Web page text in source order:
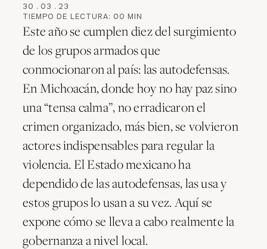
30 . 03 . 23
TIEMPO DE LECTURA: 00 MIN
Este año se cumplen diez del surgimiento
de los grupos armados que
conmocionaron al país: las autodefensas.
En Michoacán, donde hoy no hay paz sino
una “tensa calma”, no erradicaron el
crimen organizado, más bien, se volvieron
actores indispensables para regular la
violencia. El Estado mexicano ha
dependido de las autodefensas, las usa y
estos grupos lo usan a su vez. Aquí se
expone cómo se lleva a cabo realmente la
gobernanza a nivel local.